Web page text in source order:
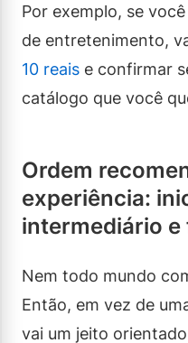
Por exemplo, se
de entretenimento,
10 reais e confirmar
catálogo que você
Ordem
experiência:
intermediário e
Nem todo mundo
Então, em vez de
vai um jeito